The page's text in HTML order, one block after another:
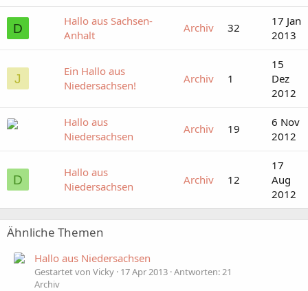
D
Hallo aus Sachsen-
Anhalt
Archiv 32
17 Jan
2013
J
Ein Hallo aus
Niedersachsen!
Archiv 1
15
Dez
2012
Hallo aus
Niedersachsen
Archiv 19
6 Nov
2012
D
Hallo aus
Niedersachsen
Archiv 12
17
Aug
2012
Ähnliche Themen
Hallo aus Niedersachsen
Gestartet von Vicky 17 Apr 2013 Antworten: 21
Archiv